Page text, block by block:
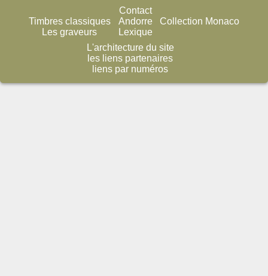
Timbres classiques
Les graveurs
Contact
Andorre
Lexique
Collection Monaco
L'architecture du site
les liens partenaires
liens par numéros